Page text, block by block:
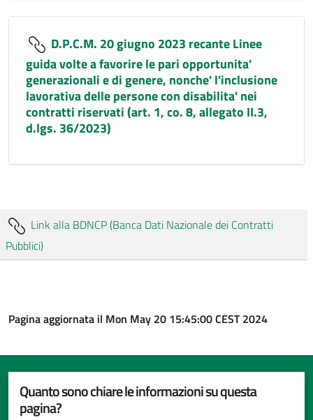
D.P.C.M. 20 giugno 2023 recante Linee
guida volte a favorire le pari opportunita'
generazionali e di genere, nonche' l'inclusione
lavorativa delle persone con disabilita' nei
contratti riservati (art. 1, co. 8, allegato II.3,
d.lgs. 36/2023)
Link alla BDNCP (Banca Dati Nazionale dei Contratti
Pubblici)
Pagina aggiornata il Mon May 20 15:45:00 CEST 2024
Quanto sono chiare le informazioni su questa
pagina?